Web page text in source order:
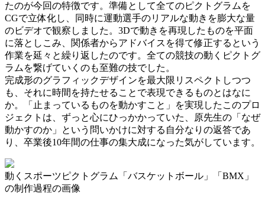
たのが今回の特徴です。準備として全てのピクトグラムを
CGで立体化し、同時に運動選手のリアルな動きを膨大な量
のビデオで観察しました。3Dで動きを再現したものを平面
に落としこみ、関係者からアドバイスを得て修正するという
作業を延々と繰り返したのです。全ての競技の動くピクトグ
ラムを繋げていくのも至難の技でした。
完成形のグラフィックデザインを最大限リスペクトしつつ
も、それに時間を持たせることで表現できるものとはなに
か。「止まっているものを動かすこと」を実現したこのプロ
ジェクトは、ずっと心にひっかかっていた、原先生の「なぜ
動かすのか」という問いかけに対する自分なりの返答であ
り、卒業後10年間の仕事の集大成になった気がしています。
動くスポーツピクトグラム「バスケットボール」「BMX」
の制作過程の画像